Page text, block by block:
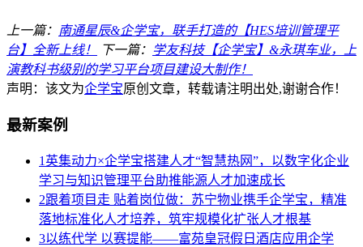
上一篇： 南通星辰&企学宝，联手打造的【HES培训管理平
台】全新上线！
下一篇： 学友科技【企学宝】&永琪车业，上
演教科书级别的学习平台项目建设大制作！
声明：该文为企学宝原创文章，转载请注明出处,谢谢合作！
最新案例
1 英集动力×企学宝搭建人才“智慧热网”，以数字化企业
学习与知识管理平台助推能源人才加速成长
2跟着项目走 贴着岗位做：苏宁物业携手企学宝，精准
落地标准化人才培养，筑牢规模化扩张人才根基
3以练代学 以赛提能——富苑皇冠假日酒店应用企学